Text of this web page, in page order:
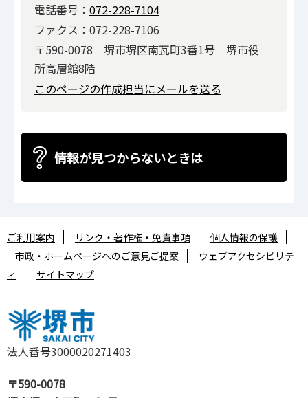
電話番号： 072-228-7104
ファクス：072-228-7106
〒590-0078 堺市堺区南瓦町3番1号 堺市役
所高層館8階
このページの作成担当にメールを送る
情報が見つからないときは
法人番号3000020271403
〒590-0078
ご利用案内 リンク・著作権・免責事項
個人情報の保護
市政・ホームページへのご意見ご提案
ウェブアクセシビリテ
ィ
サイトマップ